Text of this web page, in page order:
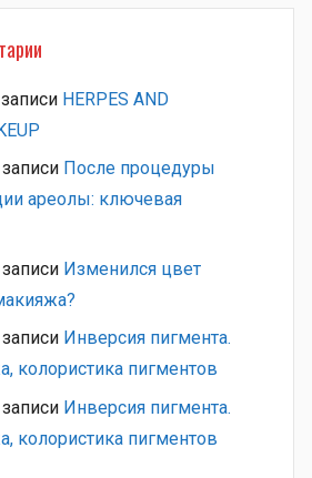
HERPES AND
После процедуры
ареолы: ключевая
Изменился цвет
Инверсия пигмента.
колористика пигментов
Инверсия пигмента.
колористика пигментов